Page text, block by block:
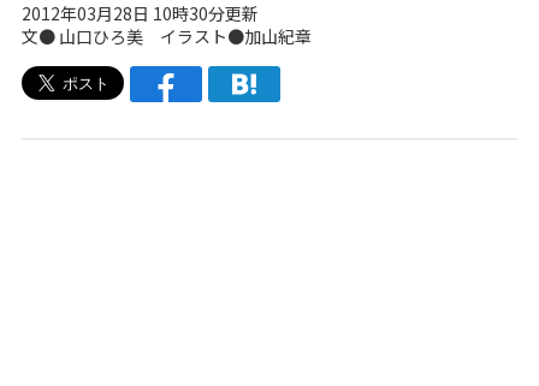
2012年03月28日 10時30分更新
文● 山口ひろ美イラスト●加山紀章